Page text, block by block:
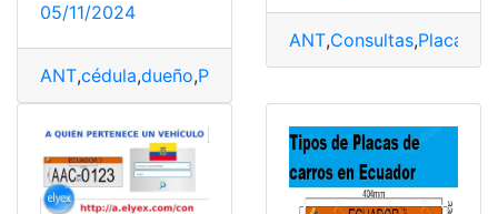
05/11/2024
ANT,cédula,dueño,Placas
ANT,Consultas,Placas